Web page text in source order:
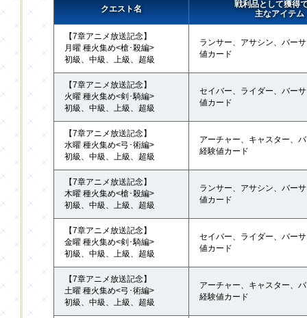
クエスト名
戦利品として獲得
主なアイテム
【7章アニメ放送記念】
月曜 種火集め<槍･殺編>
初級、中級、上級、超級
ランサー、アサシン、バー
値カード
【7章アニメ放送記念】
火曜 種火集め<剣･騎編>
初級、中級、上級、超級
セイバー、ライダー、バー
値カード
【7章アニメ放送記念】
水曜 種火集め<弓･術編>
初級、中級、上級、超級
アーチャー、キャスター、
経験値カード
【7章アニメ放送記念】
木曜 種火集め<槍･殺編>
初級、中級、上級、超級
ランサー、アサシン、バー
値カード
【7章アニメ放送記念】
金曜 種火集め<剣･騎編>
初級、中級、上級、超級
セイバー、ライダー、バー
値カード
【7章アニメ放送記念】
土曜 種火集め<弓･術編>
初級、中級、上級、超級
アーチャー、キャスター、
経験値カード